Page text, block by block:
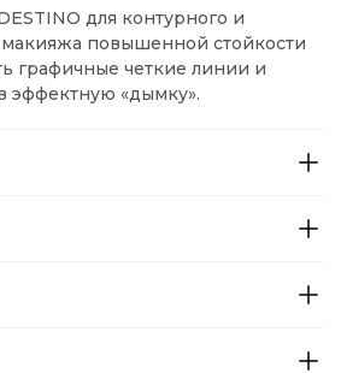
для контурного и
повышенной стойкости
графичные четкие линии и
эффектную «дымку».